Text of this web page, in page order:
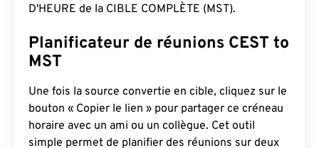
D'HEURE de la CIBLE COMPLÈTE (MST).
Planificateur de réunions CEST to
MST
Une fois la source convertie en cible, cliquez sur le
bouton « Copier le lien » pour partager ce créneau
horaire avec un ami ou un collègue. Cet outil
simple permet de planifier des réunions sur deux